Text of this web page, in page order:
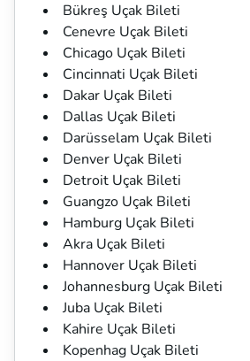
Bükreş Uçak Bileti
Cenevre Uçak Bileti
Chicago Uçak Bileti
Cincinnati Uçak Bileti
Dakar Uçak Bileti
Dallas Uçak Bileti
Darüsselam Uçak Bileti
Denver Uçak Bileti
Detroit Uçak Bileti
Guangzo Uçak Bileti
Hamburg Uçak Bileti
Akra Uçak Bileti
Hannover Uçak Bileti
Johannesburg Uçak Bileti
Juba Uçak Bileti
Kahire Uçak Bileti
Kopenhag Uçak Bileti